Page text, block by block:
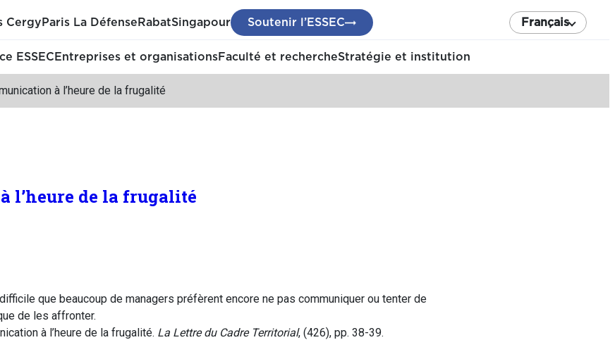
Cergy Paris La Défense RabatSingapour Soutenir l’ESSEC Français
ESSEC Entreprises et organisationsFaculté et rechercheStratégie et institution
à l’heure de la frugalité
l’heure de la frugalité
que beaucoup de managers préfèrent encore ne pas communiquer ou tenter de
de les affronter.
à l’heure de la frugalité. La Lettre du Cadre Territorial, (426), pp. 38-39.